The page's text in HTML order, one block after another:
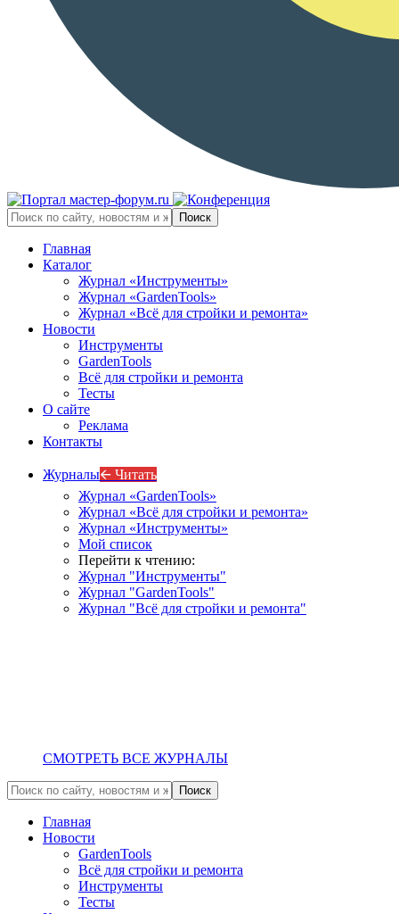
Главная
Каталог
Журнал «Инструменты»
Журнал «GardenTools»
Журнал «Всё для стройки и ремонта»
Новости
Инструменты
GardenTools
Всё для стройки и ремонта
Тесты
О сайте
Реклама
Контакты
Журналы🡨 Читать
Журнал «GardenTools»
Журнал «Всё для стройки и ремонта»
Журнал «Инструменты»
Мой список
Перейти к чтению:
Журнал "Инструменты"
Журнал "GardenTools"
Журнал "Всё для стройки и ремонта"
СМОТРЕТЬ ВСЕ ЖУРНАЛЫ
Главная
Новости
GardenTools
Всё для стройки и ремонта
Инструменты
Тесты